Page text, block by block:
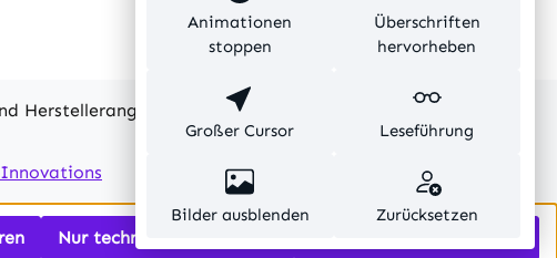
Herstellerangaben und ohne Gewähr.
Animationen
stoppen
Überschriften
hervorheben
Großer Cursor Leseführung
Bilder ausblenden Zurücksetzen
Nur technisch notwendige